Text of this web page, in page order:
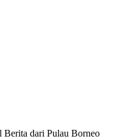
Berita dari Pulau Borneo